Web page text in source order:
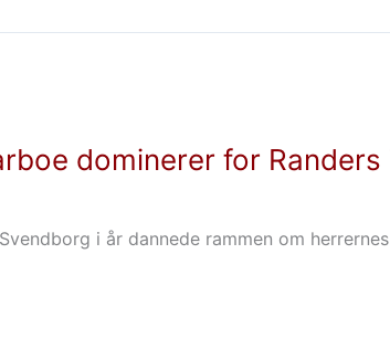
dominerer for
i år dannede rammen om